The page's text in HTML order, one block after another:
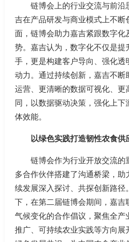
链博会上的行业交流与前沿
吉在产品研发与商业模式上不断
面，链博会助力嘉吉紧跟数字化
势。嘉吉认为，数字化不仅是提
手，更是构建客户导向、强化透
动力。通过持续创新，嘉吉不断
运营、更清晰的数据可视化、更
同，以数据驱动决策，强化上
体效能。
以绿色实践打造韧性农食供
链博会作为行业开放交流的
多合作伙伴搭建了沟通桥梁，助
续发展深入探讨、共探创新路径
下，在第二届链博会期间，嘉吉
气候变化的合作倡议，聚焦全产
推广、可持续农业实践等方向展